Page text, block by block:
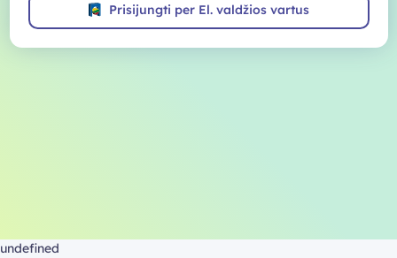
Prisijungti per El. valdžios vartus
undefined